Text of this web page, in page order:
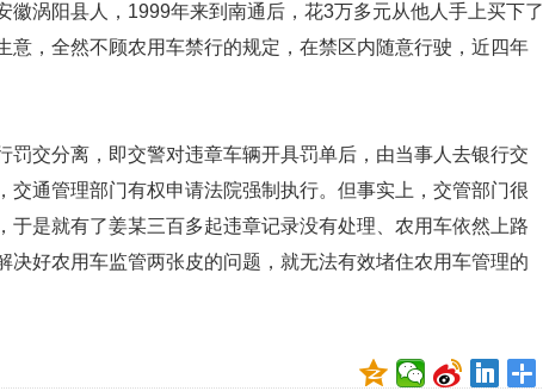
徽涡阳县人，1999年来到南通后，花3万多元从他人手上买下了
意，全然不顾农用车禁行的规定，在禁区内随意行驶，近四年
罚交分离，即交警对违章车辆开具罚单后，由当事人去银行交
交通管理部门有权申请法院强制执行。但事实上，交管部门很
于是就有了姜某三百多起违章记录没有处理、农用车依然上路
决好农用车监管两张皮的问题，就无法有效堵住农用车管理的